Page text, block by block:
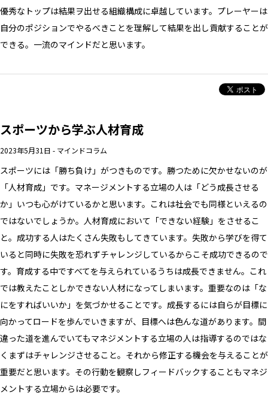
優秀なトップは結果ヲ出せる組織構成に卓越しています。プレーヤーは
自分のポジションでやるべきことを理解して結果を出し貢献することが
できる。一流のマインドだと思います。
スポーツから学ぶ人材育成
2023年5月31日 - マインドコラム
スポーツには「勝ち負け」がつきものです。勝つために欠かせないのが
「人材育成」です。マネージメントする立場の人は「どう成長させる
か」いつも心がけているかと思います。これは社会でも同様といえるの
ではないでしょうか。人材育成において「できない経験」をさせるこ
と。成功する人はたくさん失敗もしてきています。失敗から学びを得て
いると同時に失敗を恐れずチャレンジしているからこそ成功できるので
す。育成する中ですべてを与えられているうちは成長できません。これ
では教えたことしかできない人材になってしまいます。重要なのは「な
にをすればいいか」を気づかせることです。成長するには自らが目標に
向かってロードを歩んでいきますが、目標へは色んな道があります。間
違った道を進んでいてもマネジメントする立場の人は指導するのではな
くまずはチャレンジさせること。それから修正する機会を与えることが
重要だと思います。その行動を観察しフィードバックすることもマネジ
メントする立場からは必要です。